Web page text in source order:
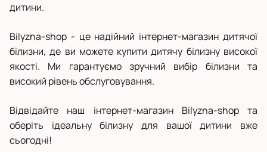
дитини.
Bilyzna-shop - це надійний інтернет-магазин дитячої
білизни, де ви можете купити дитячу білизну високої
якості. Ми гарантуємо зручний вибір білизни та
високий рівень обслуговування.
Відвідайте наш інтернет-магазин Bilyzna-shop та
оберіть ідеальну білизну для вашої дитини вже
сьогодні!